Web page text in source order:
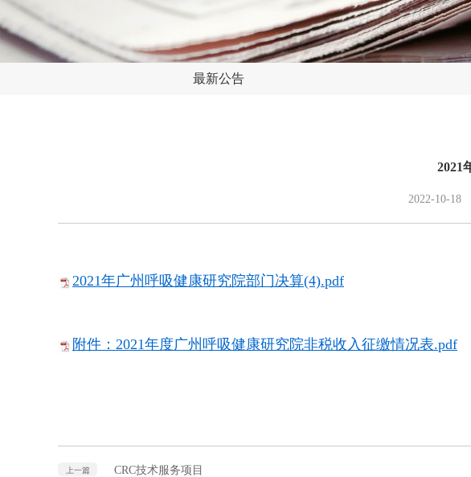
最新公告
2021
2022-10-18
2021年广州呼吸健康研究院部门决算(4).pdf
附件：2021年度广州呼吸健康研究院非税收入征缴情况表.pdf
上一篇 CRC技术服务项目